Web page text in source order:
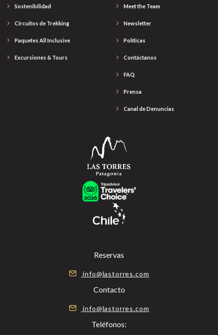
Sostenibilidad
Circuitos de Trekking
Paquetes All Inclusive
Excursiones & Tours
Meet the Team
Newsletter
Políticas
Contáctanos
FAQ
Prensa
Canal de Denuncias
Reservas
info@lastorres.com
Contacto
info@lastorres.com
Teléfonos: